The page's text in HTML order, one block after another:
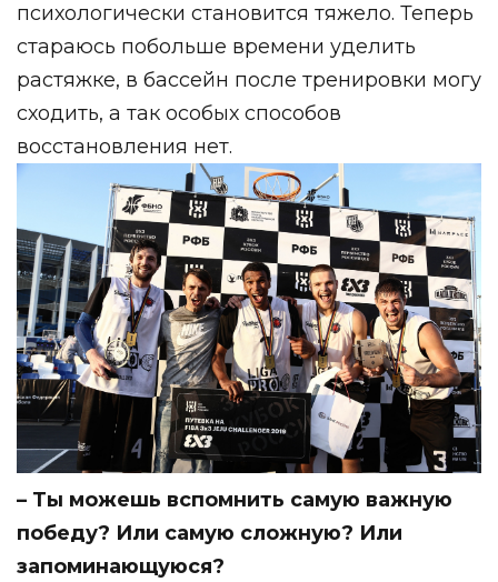
психологически становится тяжело. ⁣Теперь
стараюсь побольше времени уделить
растяжке, в бассейн после тренировки могу
сходить, а так особых способов
восстановления нет.⁣⁣
– Ты можешь вспомнить самую важную
победу? Или самую сложную? Или
запоминающуюся?